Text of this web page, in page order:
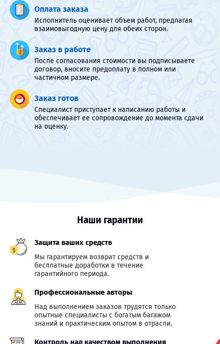
Оплата заказа
Исполнитель оценивает объем работ, предлагая
взаимовыгодную цену для обеих сторон.
Заказ в работе
После согласования стоимости вы подписываете
договор, вносите предоплату в полном или
частичном размере.
Заказ готов
Специалист приступает к написанию работы и
обеспечивает ее сопровождение до момента сдачи
на оценку.
Наши гарантии
Защита ваших средств
Мы гарантируем возврат средств и
бесплатные доработки в течение
гарантийного периода.
Профессиональные авторы
Над выполнением заказов трудятся только
опытные специалисты с богатым багажом
знаний и практическим опытом в отрасли.
Контроль над качеством выполнения